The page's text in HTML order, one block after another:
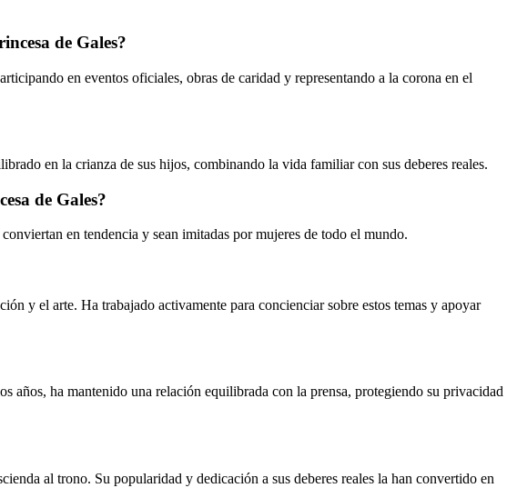
de Gales?
en eventos oficiales, obras de caridad y representando a la corona en el
en la crianza de sus hijos, combinando la vida familiar con sus deberes reales.
de Gales?
en tendencia y sean imitadas por mujeres de todo el mundo.
y el arte. Ha trabajado activamente para concienciar sobre estos temas y apoyar
años, ha mantenido una relación equilibrada con la prensa, protegiendo su privacidad
al trono. Su popularidad y dedicación a sus deberes reales la han convertido en